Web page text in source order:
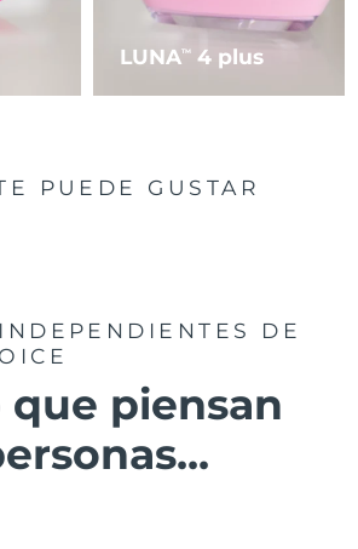
LUNATM 4 plus
PUEDE GUSTAR
DE
que piensan